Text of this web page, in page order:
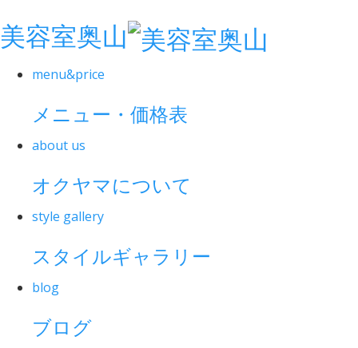
美容室奥山
menu&price
メニュー・価格表
about us
オクヤマについて
style gallery
スタイルギャラリー
blog
ブログ